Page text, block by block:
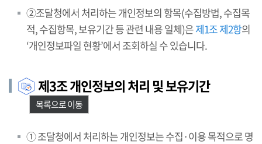
②조달청에서 처리하는 개인정보의 항목(수집방법, 수집목
적, 수집항목, 보유기간 등 관련 내용 일체)은제1조 제2항의
‘개인정보파일 현황’에서 조회하실 수 있습니다.
제3조 개인정보의 처리 및 보유기간
목록으로 이동
① 조달청에서 처리하는 개인정보는 수집·이용 목적으로 명